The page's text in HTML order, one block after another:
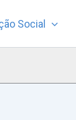
Social